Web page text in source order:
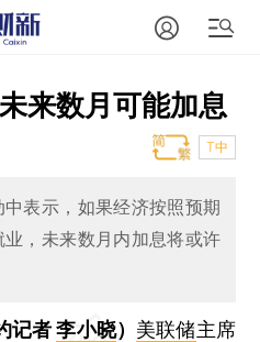
来数月可能加息
T中
表示，如果经济按照预期
，未来数月内加息将或许
记者李小晓） 美联储主席